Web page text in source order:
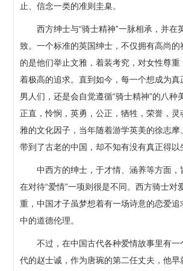
止、信念一类的准则圭臬。
西方绅士与“骑士精神”一脉相承，并在
致。一个标准的英国绅士，不仅拥有高尚
的是他们举止文雅，着装考究，对女性尊
着极高的追求。直到如今，每一个想成为真
男人们，还是会自觉遵循“骑士精神”的八种
正直，怜悯，英勇，公正，牺牲，荣誉，
雅的文化因子，当年随着游学英美的徐志摩
带到了古老的中国，却不知有没有真正得以
中西方的绅士，于才情、涵养等方面，
在对待“爱情”一项则很是不同。西方骑士对
重，中国才子虽梦想着有一场诗意的恋爱追
中的道德伦理。
不过，在中国古代各种爱情故事里有一
代的赵士诚，作为唐琬的第二任丈夫，他